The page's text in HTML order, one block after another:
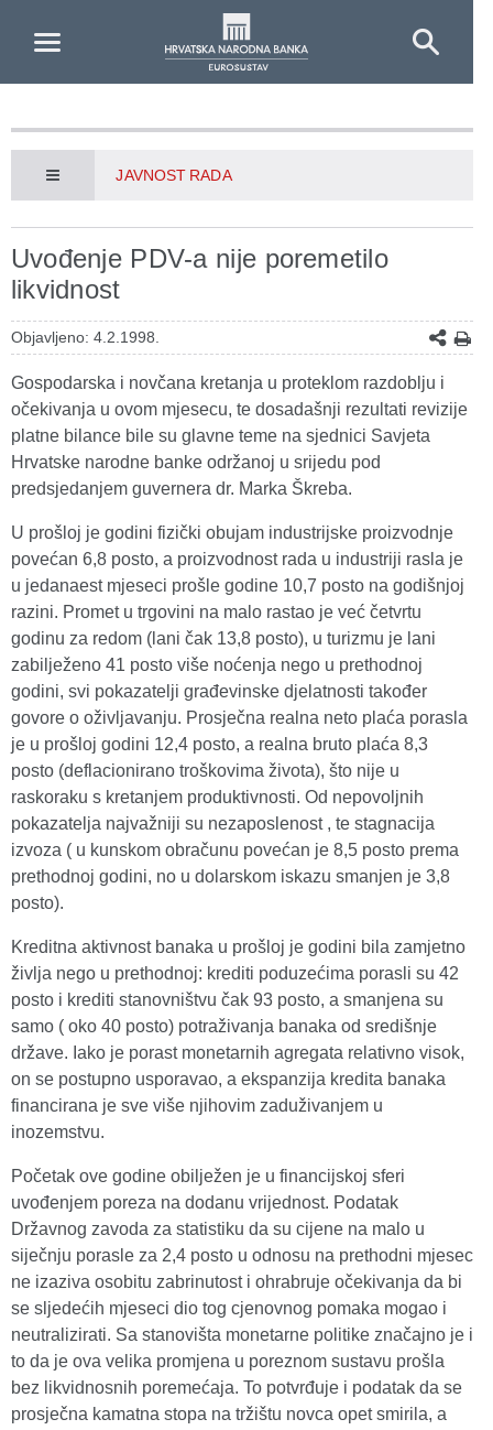
JAVNOST RADA
Uvođenje PDV-a nije poremetilo
likvidnost
Objavljeno: 4.2.1998.
Gospodarska i novčana kretanja u proteklom razdoblju i
očekivanja u ovom mjesecu, te dosadašnji rezultati revizije
platne bilance bile su glavne teme na sjednici Savjeta
Hrvatske narodne banke održanoj u srijedu pod
predsjedanjem guvernera dr. Marka Škreba.
U prošloj je godini fizički obujam industrijske proizvodnje
povećan 6,8 posto, a proizvodnost rada u industriji rasla je
u jedanaest mjeseci prošle godine 10,7 posto na godišnjoj
razini. Promet u trgovini na malo rastao je već četvrtu
godinu za redom (lani čak 13,8 posto), u turizmu je lani
zabilježeno 41 posto više noćenja nego u prethodnoj
godini, svi pokazatelji građevinske djelatnosti također
govore o oživljavanju. Prosječna realna neto plaća porasla
je u prošloj godini 12,4 posto, a realna bruto plaća 8,3
posto (deflacionirano troškovima života), što nije u
raskoraku s kretanjem produktivnosti. Od nepovoljnih
pokazatelja najvažniji su nezaposlenost , te stagnacija
izvoza ( u kunskom obračunu povećan je 8,5 posto prema
prethodnoj godini, no u dolarskom iskazu smanjen je 3,8
posto).
Kreditna aktivnost banaka u prošloj je godini bila zamjetno
življa nego u prethodnoj: krediti poduzećima porasli su 42
posto i krediti stanovništvu čak 93 posto, a smanjena su
samo ( oko 40 posto) potraživanja banaka od središnje
države. Iako je porast monetarnih agregata relativno visok,
on se postupno usporavao, a ekspanzija kredita banaka
financirana je sve više njihovim zaduživanjem u
inozemstvu.
Početak ove godine obilježen je u financijskoj sferi
uvođenjem poreza na dodanu vrijednost. Podatak
Državnog zavoda za statistiku da su cijene na malo u
siječnju porasle za 2,4 posto u odnosu na prethodni mjesec
ne izaziva osobitu zabrinutost i ohrabruje očekivanja da bi
se sljedećih mjeseci dio tog cjenovnog pomaka mogao i
neutralizirati. Sa stanovišta monetarne politike značajno je i
to da je ova velika promjena u poreznom sustavu prošla
bez likvidnosnih poremećaja. To potvrđuje i podatak da se
prosječna kamatna stopa na tržištu novca opet smirila, a